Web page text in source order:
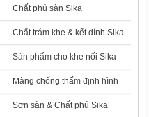
Sika Latex TH - Phụ gia kết nối, trộn
cùng vữa
Liên hệ
Chất phủ sàn Sika
Chất trám khe & kết dính Sika
Sản phẩm cho khe nối Sika
Màng chống thấm định hình
Sơn sàn & Chất phủ Sika